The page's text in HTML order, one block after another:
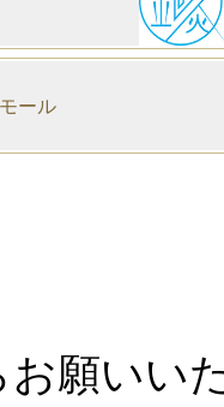
ール
願いい